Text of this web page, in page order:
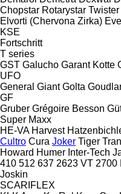
Chopstar Rotarystar Twister
Elvorti (Chervona Zirka)
KSE
Fortschritt
T series
GST Galucho Garant Kotte
UFO
General Giant Golta
GF
Gruber Grégoire Besson
Super Maxx
HE-VA Harvest
Cultro Cura Joker Tiger
Howard Humer Inter-Tech
410 512 637 2623 VT 2700
Joskin
SCARIFLEX